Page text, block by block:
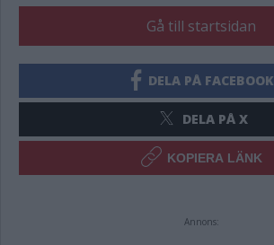
Gå till startsidan
DELA PÅ FACEBOOK
DELA PÅ X
KOPIERA LÄNK
Annons: